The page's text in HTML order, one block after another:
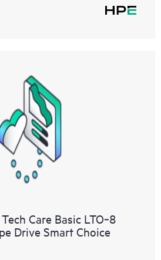
Care Basic LTO‑8
Drive Smart Choice